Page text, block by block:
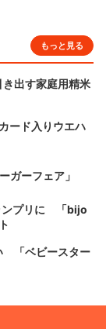
もっと見る
出す家庭用精米
ード入りウエハ
ガーフェア」
ンプリに 「bijo
「ベビースター